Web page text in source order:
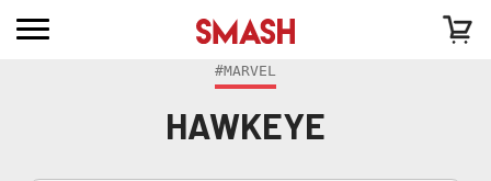
#MARVEL
HAWKEYE